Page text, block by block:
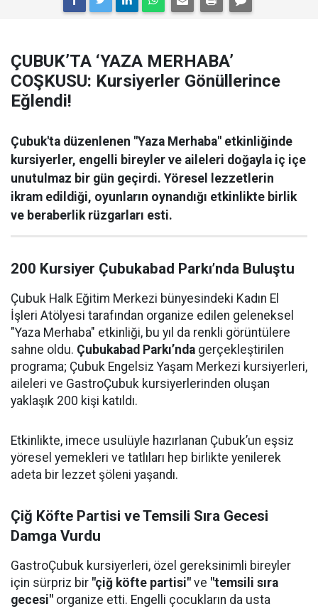
ÇUBUK’TA ‘YAZA MERHABA’
COŞKUSU: Kursiyerler Gönüllerince
Eğlendi!
Çubuk'ta düzenlenen "Yaza Merhaba" etkinliğinde
kursiyerler, engelli bireyler ve aileleri doğayla iç içe
unutulmaz bir gün geçirdi. Yöresel lezzetlerin
ikram edildiği, oyunların oynandığı etkinlikte birlik
ve beraberlik rüzgarları esti.
200 Kursiyer Çubukabad Parkı’nda Buluştu
Çubuk Halk Eğitim Merkezi bünyesindeki Kadın El
İşleri Atölyesi tarafından organize edilen geleneksel
"Yaza Merhaba" etkinliği, bu yıl da renkli görüntülere
sahne oldu. Çubukabad Parkı’nda gerçekleştirilen
programa; Çubuk Engelsiz Yaşam Merkezi kursiyerleri,
aileleri ve GastroÇubuk kursiyerlerinden oluşan
yaklaşık 200 kişi katıldı.
Etkinlikte, imece usulüyle hazırlanan Çubuk’un eşsiz
yöresel yemekleri ve tatlıları hep birlikte yenilerek
adeta bir lezzet şöleni yaşandı.
Çiğ Köfte Partisi ve Temsili Sıra Gecesi
Damga Vurdu
GastroÇubuk kursiyerleri, özel gereksinimli bireyler
için sürpriz bir "çiğ köfte partisi" ve "temsili sıra
gecesi" organize etti. Engelli çocukların da usta